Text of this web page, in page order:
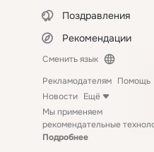
Поздравления
Рекомендации
Сменить язык
Рекламодателям Помощь
Новости Ещё
Мы применяем
рекомендательные
Подробнее